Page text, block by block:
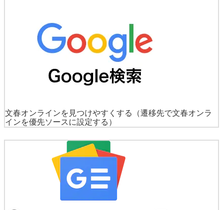
文春オンラインを見つけやすくする
（遷移先で文春オンラ
インを優先ソースに設定する）